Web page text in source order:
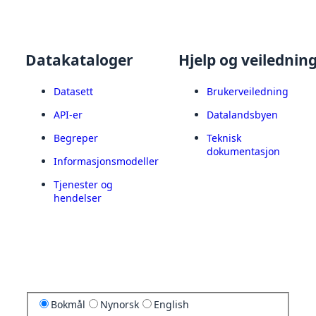
Datakataloger
Datasett
API-er
Begreper
Informasjonsmodeller
Tjenester og
hendelser
Hjelp og
Brukerveiledning
Datalandsbyen
Teknisk
dokumentasjon
Bokmål Nynorsk English